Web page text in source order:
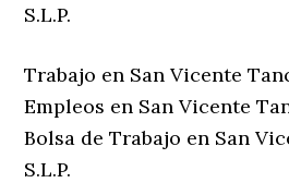
S.L.P.
Trabajo en San Vicente
Empleos en San Vicente
Bolsa de Trabajo en San
S.L.P.